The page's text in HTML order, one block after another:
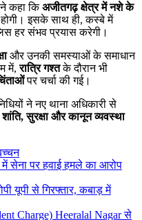
कहा किअजीतगढ़ क्षेत्र में नशे के
इसके साथ ही, कस्बे में
हर संभव प्रयास करेगी।
और उनकी समस्याओं के समाधान
में,रात्रि गश्तके दौरान भी
पर चर्चा की गई।
ने नए थाना अधिकारी से
शांति, सुरक्षा और कानून व्यवस्था
सेना पर हवाई हमले का आरोप
यूपी से गिरफ्तार, कबाड़ में
Charge) Heeralal Nagar से